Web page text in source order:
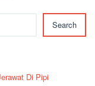
Search
Di Pipi